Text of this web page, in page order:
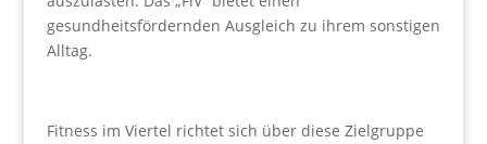
gesundheitsfördernden Ausgleich zu ihrem sonstigen
Alltag.
Fitness im Viertel richtet sich über diese Zielgruppe